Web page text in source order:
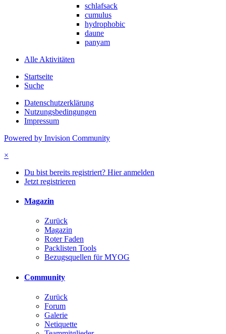
schlafsack
cumulus
hydrophobic
daune
panyam
Alle Aktivitäten
Startseite
Suche
Datenschutzerklärung
Nutzungsbedingungen
Impressum
Powered by Invision Community
×
Du bist bereits registriert? Hier anmelden
Jetzt registrieren
Magazin
Zurück
Magazin
Roter Faden
Packlisten Tools
Bezugsquellen für MYOG
Community
Zurück
Forum
Galerie
Netiquette